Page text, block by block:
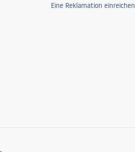
Eine Reklamation einreichen